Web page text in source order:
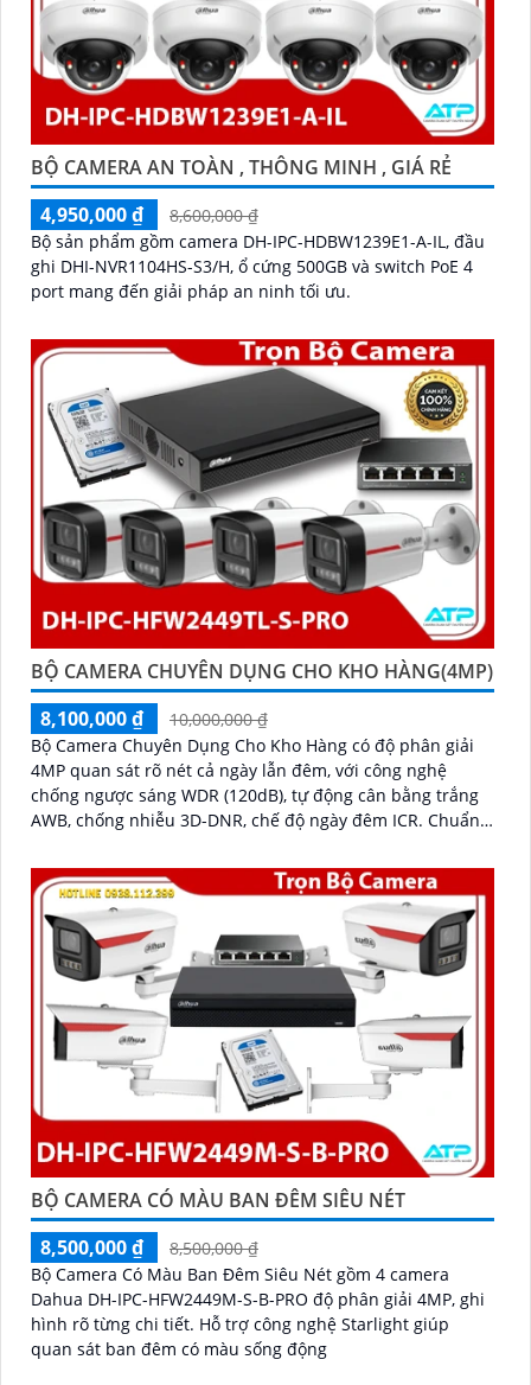
BỘ CAMERA AN TOÀN , THÔNG MINH , GIÁ RẺ
4,950,000 ₫
8,600,000 ₫
Bộ sản phẩm gồm camera DH-IPC-HDBW1239E1-A-IL, đầu
ghi DHI-NVR1104HS-S3/H, ổ cứng 500GB và switch PoE 4
port mang đến giải pháp an ninh tối ưu.
BỘ CAMERA CHUYÊN DỤNG CHO KHO HÀNG(4MP)
8,100,000 ₫
10,000,000 ₫
Bộ Camera Chuyên Dụng Cho Kho Hàng có độ phân giải
4MP quan sát rõ nét cả ngày lẫn đêm, với công nghệ
chống ngược sáng WDR (120dB), tự động cân bằng trắng
AWB, chống nhiễu 3D-DNR, chế độ ngày đêm ICR. Chuẩn
trường khắc nghiệt
BỘ CAMERA CÓ MÀU BAN ĐÊM SIÊU NÉT
8,500,000 ₫
8,500,000 ₫
Bộ Camera Có Màu Ban Đêm Siêu Nét gồm 4 camera
Dahua DH-IPC-HFW2449M-S-B-PRO độ phân giải 4MP, ghi
hình rõ từng chi tiết. Hỗ trợ công nghệ Starlight giúp
quan sát ban đêm có màu sống động